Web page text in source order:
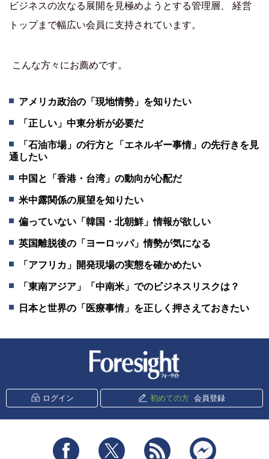
ビジネスの次なる展開を見極めようとする管理層、 経営
トップまで幅広い会員に支持されています。
こんな方々にお薦めです。
アメリカ政治の「現地情勢」を知りたい
「正しい」中東分析が必要だ
「石油市場」の行方と「エネルギー事情」の先行きを見
通したい
中国と「香港・台湾」の動向が心配だ
米中露関係の展望を知りたい
偏っていない「韓国・北朝鮮」情報が欲しい
英国離脱後の「ヨーロッパ」情勢が気になる
「アフリカ」開発現場の実態を確かめたい
「東南アジア」「中南米」でのビジネスリスクは？
日本と世界の「医療事情」を正しく押さえておきたい
ログイン 初めての方 会員登録
Facebook Twitter RSS